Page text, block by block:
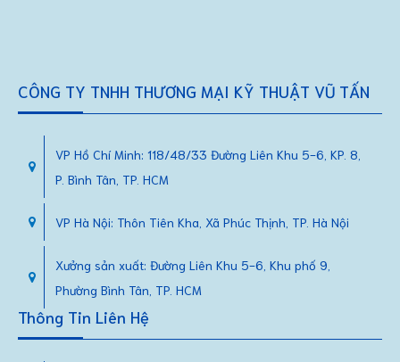
CÔNG TY TNHH THƯƠNG MẠI KỸ THUẬT VŨ TẤN
VP Hồ Chí Minh: 118/48/33 Đường Liên Khu 5-6, KP. 8,
P. Bình Tân, TP. HCM
VP Hà Nội: Thôn Tiên Kha, Xã Phúc Thịnh, TP. Hà Nội
Xưởng sản xuất: Đường Liên Khu 5-6, Khu phố 9,
Phường Bình Tân, TP. HCM
Thông Tin Liên Hệ